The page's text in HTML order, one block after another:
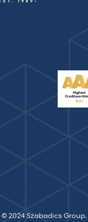
© 2024 Szabadics